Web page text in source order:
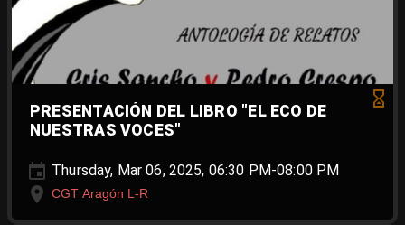
PRESENTACIÓN DEL LIBRO "EL ECO DE
NUESTRAS VOCES"
Thursday, Mar 06, 2025, 06:30 PM-08:00 PM
CGT Aragón L-R